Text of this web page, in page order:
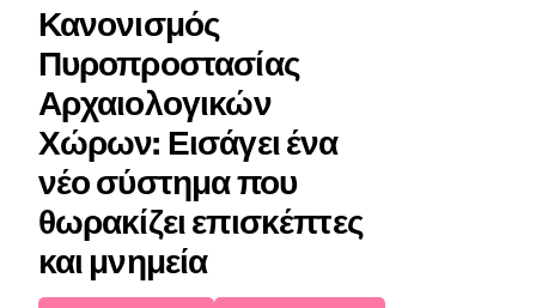
Κανονισμός
Πυροπροστασίας
Αρχαιολογικών
Χώρων: Εισάγει ένα
νέο σύστημα που
θωρακίζει επισκέπτες
και μνημεία